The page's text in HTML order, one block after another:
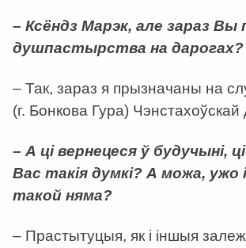
– Ксёндз Марэк, але зараз Вы
душпастырства на дарогах?
– Так, зараз я прызначаны на
(г. Бонкова Гура) Чэнстахоўскай
– А ці вернецеся ў будучыні,
Вас такія думкі? А можа, ужо
такой няма?
– Прастытуцыя, як і іншыя